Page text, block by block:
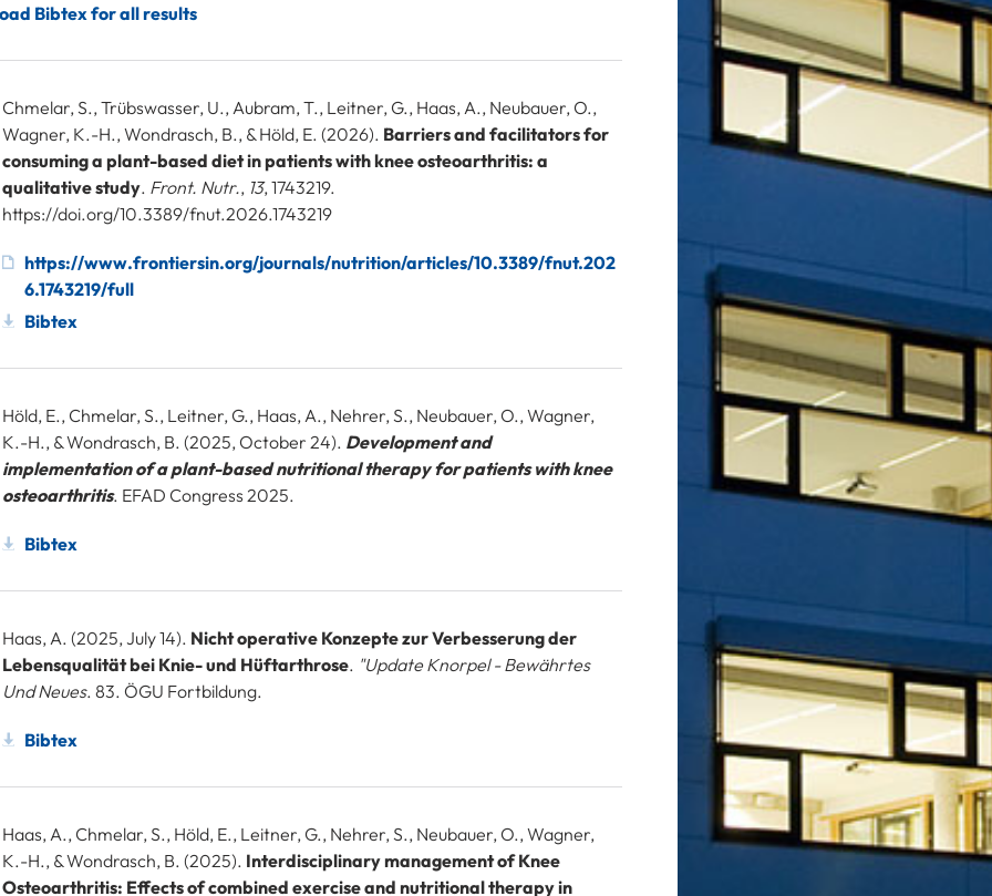
Bibtex for all results
Chmelar, S., Trübswasser, U., Aubram, T., Leitner, G., Haas, A., Neubauer, O.,
Wagner, K.-H., Wondrasch, B., & Höld, E. (2026). Barriers and facilitators for
consuming a plant-based diet in patients with knee osteoarthritis: a
qualitative study. Front. Nutr., 13, 1743219.
https://doi.org/10.3389/fnut.2026.1743219
https://www.frontiersin.org/journals/nutrition/articles/10.3389/fnut.202
6.1743219/full
Bibtex
Höld, E., Chmelar, S., Leitner, G., Haas, A., Nehrer, S., Neubauer, O., Wagner,
K.-H., & Wondrasch, B. (2025, October 24). Development and
implementation of a plant-based nutritional therapy for patients with knee
osteoarthritis. EFAD Congress 2025.
Bibtex
Haas, A. (2025, July 14). Nicht operative Konzepte zur Verbesserung der
Lebensqualität bei Knie- und Hüftarthrose. "Update Knorpel - Bewährtes
Und Neues. 83. ÖGU Fortbildung.
Bibtex
Haas, A., Chmelar, S., Höld, E., Leitner, G., Nehrer, S., Neubauer, O., Wagner,
K.-H., & Wondrasch, B. (2025). Interdisciplinary management of Knee
Osteoarthritis: Effects of combined exercise and nutritional therapy in